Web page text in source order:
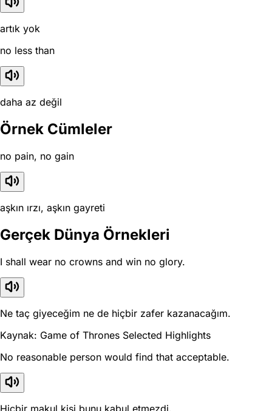
artık yok
no less than
daha az değil
Örnek Cümleler
no pain, no gain
aşkın ırzı, aşkın gayreti
Gerçek Dünya Örnekleri
I shall wear no crowns and win no glory.
Ne taç giyeceğim ne de hiçbir zafer kazanacağım.
Kaynak: Game of Thrones Selected Highlights
No reasonable person would find that acceptable.
Hiçbir makul kişi bunu kabul etmezdi.